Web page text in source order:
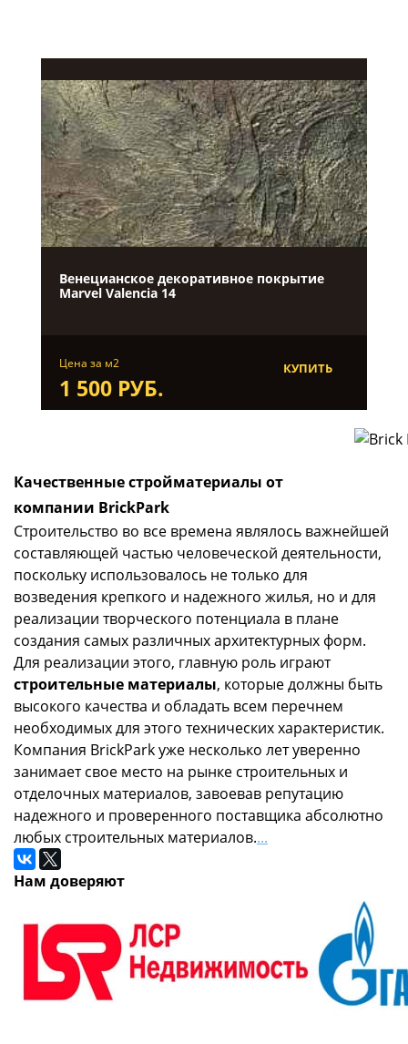
Венецианское декоративное покрытие
Marvel Valenсia 14
Цена за м2
1 500 РУБ.
КУПИТЬ
Качественные стройматериалы от
компании BrickPark
Строительство во все времена являлось важнейшей
составляющей частью человеческой деятельности,
поскольку использовалось не только для
возведения крепкого и надежного жилья, но и для
реализации творческого потенциала в плане
создания самых различных архитектурных форм.
Для реализации этого, главную роль играют
строительные материалы, которые должны быть
высокого качества и обладать всем перечнем
необходимых для этого технических характеристик.
Компания BrickPark уже несколько лет уверенно
занимает свое место на рынке строительных и
отделочных материалов, завоевав репутацию
надежного и проверенного поставщика абсолютно
любых строительных материалов....
Нам доверяют